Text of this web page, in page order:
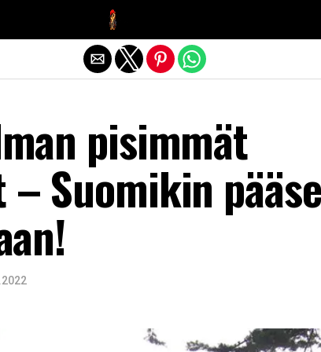
pisimmät
Suomikin
Exit mobile version